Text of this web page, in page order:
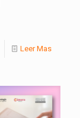
Leer Mas